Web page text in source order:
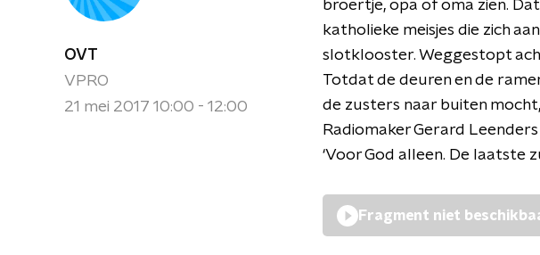
OVT
VPRO
21 mei 2017 10:00 - 12:00
broertje, opa of oma zien.
katholieke meisjes die zich
slotklooster. Weggestopt
Totdat de deuren en de
de zusters naar buiten
Radiomaker Gerard
‘Voor God alleen. De laatste
Fragment niet